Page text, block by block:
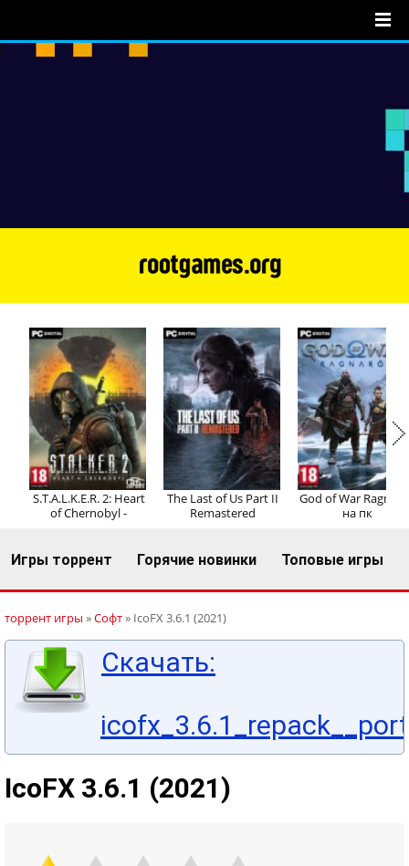
Регистрация Вход
S.T.A.L.K.E.R. 2: Heart
of Chernobyl -
The Last of Us Part II
Remastered
God of War
на пк
Игры торрент Горячие новинки Топовые игры
торрент игры »Софт» IcoFX 3.6.1 (2021)
Скачать:
IcoFX 3.6.1 (2021)